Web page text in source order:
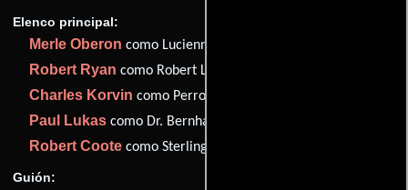
Elenco principal:
Merle Oberon como Lucienne
Robert Ryan como Robert Lindley
Charles Korvin como Perrot
Paul Lukas como Dr. Bernhardt
Robert Coote como Sterling
Guión: